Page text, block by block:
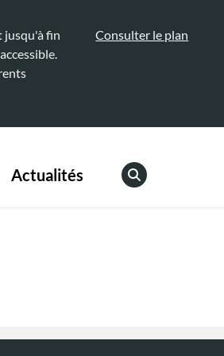
jusqu'à fin
Consulter le plan
Actualités